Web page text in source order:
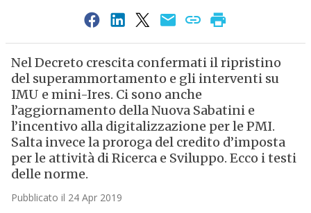
Nel Decreto crescita confermati il ripristino
del superammortamento e gli interventi su
IMU e mini-Ires. Ci sono anche
l’aggiornamento della Nuova Sabatini e
l’incentivo alla digitalizzazione per le PMI.
Salta invece la proroga del credito d’imposta
per le attività di Ricerca e Sviluppo. Ecco i testi
delle norme.
Pubblicato il 24 Apr 2019